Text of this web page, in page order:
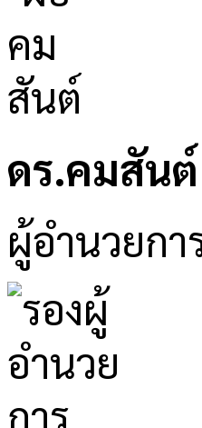
ดร.คมสัน
ผู้อำนวยกา